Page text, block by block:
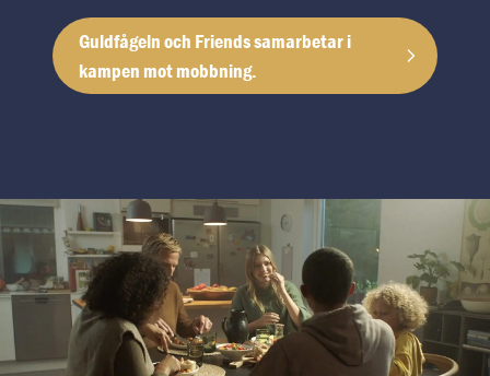
Guldfågeln och Friends samarbetar i
kampen mot mobbning.
Guldfågeln och Friends samarbetar i kampen mot